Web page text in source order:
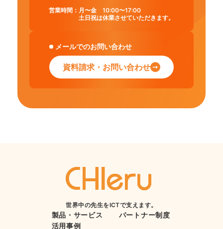
営業時間： 月〜金 10:00〜17:00
土日祝は休業させていただきます。
メールでのお問い合わせ
資料請求・お問い合わせ
世界中の先生をICTで支えます。
製品・サービス
活用事例
パートナー制度